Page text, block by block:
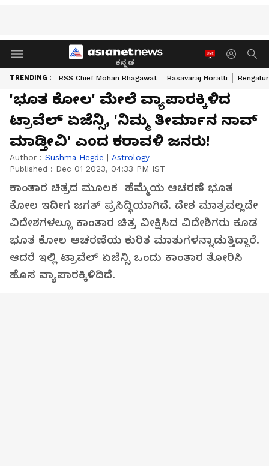
ಕನ್ನಡ
TRENDING : RSS Chief Mohan Bhagawat Basavaraj Horatti
'ಭೂತ ಕೋಲ' ಮೇಲೆ ವ್ಯಾಪಾರಕ್ಕಿಳಿದ
ಟ್ರಾವೆಲ್‌ ಏಜೆನ್ಸಿ, 'ನಿಮ್ಮ ತೀರ್ಮಾನ ನಾವ್‌
ಮಾಡ್ತೀವಿ' ಎಂದ ಕರಾವಳಿ ಜನರು!
Author : Sushma Hegde | Astrology
Published : Dec 01 2023, 04:33 PM IST
ಕಾಂತಾರ ಚಿತ್ರದ ಮೂಲಕ ಹೆಮ್ಮೆಯ ಆಚರಣೆ ಭೂತ
ಕೋಲ ಇದೀಗ ಜಗತ್ ಪ್ರಸಿದ್ಧಿಯಾಗಿದೆ. ದೇಶ ಮಾತ್ರವಲ್ಲದೇ
ವಿದೇಶಗಳಲ್ಲೂ ಕಾಂತಾರ ಚಿತ್ರ ವೀಕ್ಷಿಸಿದ ವಿದೇಶಿಗರು ಕೂಡ
ಭೂತ ಕೋಲ ಆಚರಣೆಯ ಕುರಿತ ಮಾತುಗಳನ್ನಾಡುತ್ತಿದ್ದಾರೆ.
ಆದರೆ ಇಲ್ಲಿ ಟ್ರಾವೆಲ್​ ಏಜೆನ್ಸಿ ಒಂದು ಕಾಂತಾರ ತೋರಿಸಿ
ಹೊಸ ವ್ಯಾಪಾರಕ್ಕಿಳಿದಿದೆ.